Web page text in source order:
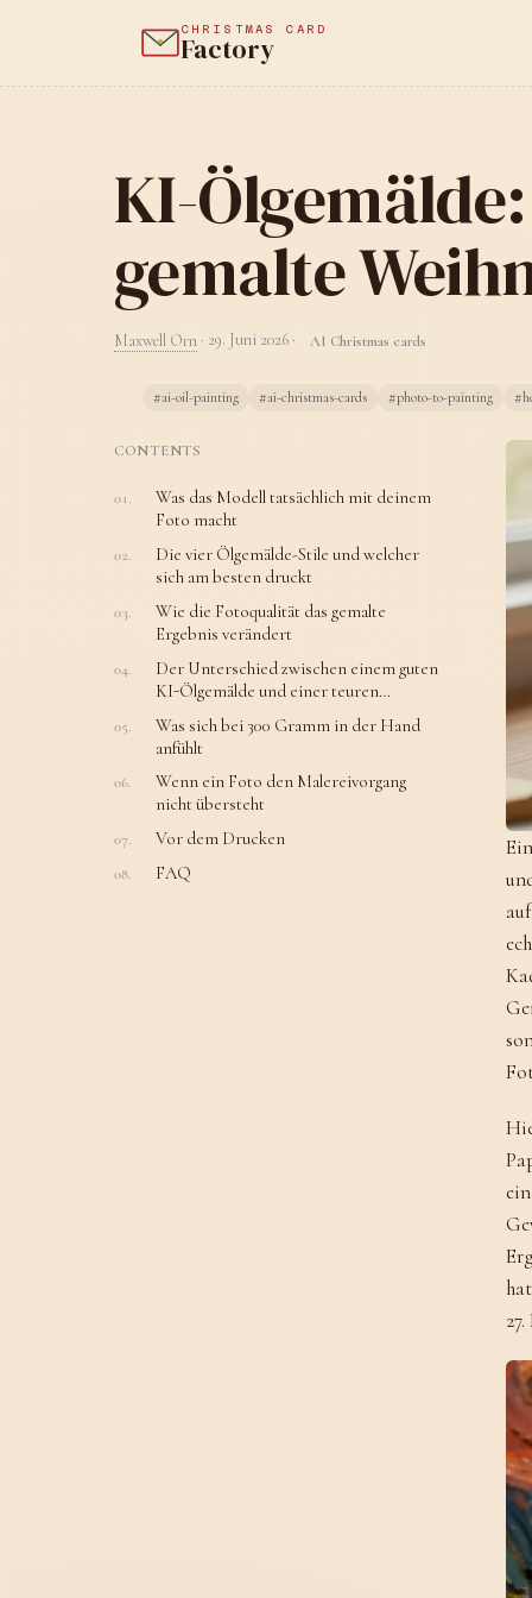
KI-
gemalte
Maxwell Orn · 29. Juni 2026 · AI Christmas cards
#ai-oil-painting #ai-christmas-cards #photo-to-painting
CONTENTS
Was das Modell tatsächlich mit deinem
Foto macht
Die vier Ölgemälde-Stile und welcher
sich am besten druckt
Wie die Fotoqualität das gemalte
Ergebnis verändert
Der Unterschied zwischen einem guten
KI-Ölgemälde und einer teuren
Auftragsarbeit
Was sich bei 300 Gramm in der Hand
anfühlt
Wenn ein Foto den Malereivorgang
nicht übersteht
Vor dem Drucken
FAQ
CHRISTMAS CARD
Factory